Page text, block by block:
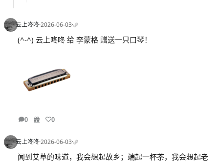
云上咚咚·2026-06-03·
(^-^) 云上咚咚 给 李蒙格 赠送一只口琴！
0 0
云上咚咚·2026-06-03·
闻到艾草的味道，我会想起故乡；端起一杯茶，我会想起老